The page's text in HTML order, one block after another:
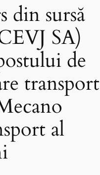
din sursă
SA)
de
transport
al